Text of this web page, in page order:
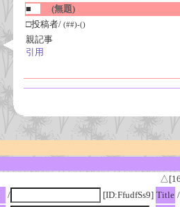
■
(無題)
□投稿者/ (##)-()
親記事
引用
/ [ID:FfudfSs9] Title /